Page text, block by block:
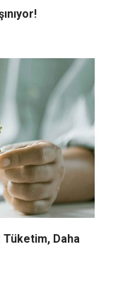
Tüketim, Daha